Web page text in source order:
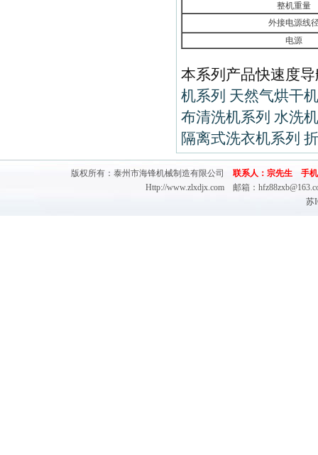
整机重量
外接电源线
电源
本系列产品快速度
机系列 天然气烘干
布清洗机系列 水洗
隔离式洗衣机系列
版权所有：泰州市海锋机械制造有限公司 联系人：宗先生 手机
Http://www.zlxdjx.com 邮箱：
苏